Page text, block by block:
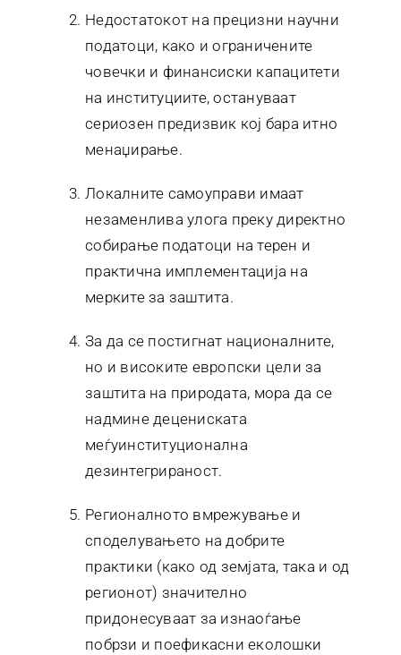
Недостатокот на прецизни научни
податоци, како и ограничените
човечки и финансиски капацитети
на институциите, остануваат
сериозен предизвик кој бара итно
менаџирање.
Локалните самоуправи имаат
незаменлива улога преку директно
собирање податоци на терен и
практична имплементација на
мерките за заштита.
За да се постигнат националните,
но и високите европски цели за
заштита на природата, мора да се
надмине децениската
меѓуинституционална
дезинтегрираност.
Регионалното вмрежување и
споделувањето на добрите
практики (како од земјата, така и од
регионот) значително
придонесуваат за изнаоѓање
побрзи и поефикасни еколошки